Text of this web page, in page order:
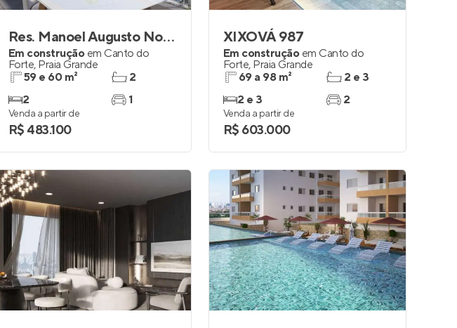
Res. Manoel Augusto Novais
Em construção em Canto do
Forte, Praia Grande
59 e 60 m²
2
2
1
Venda a partir de
R$ 483.100
XIXOVÁ 987
Em construção em Canto do
Forte, Praia Grande
69 a 98 m²
2 e 3
2 e 3
2
Venda a partir de
R$ 603.000